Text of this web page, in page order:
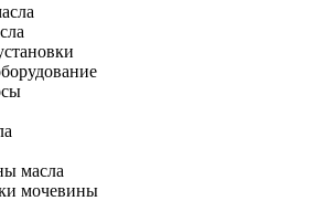
масла
мочевины